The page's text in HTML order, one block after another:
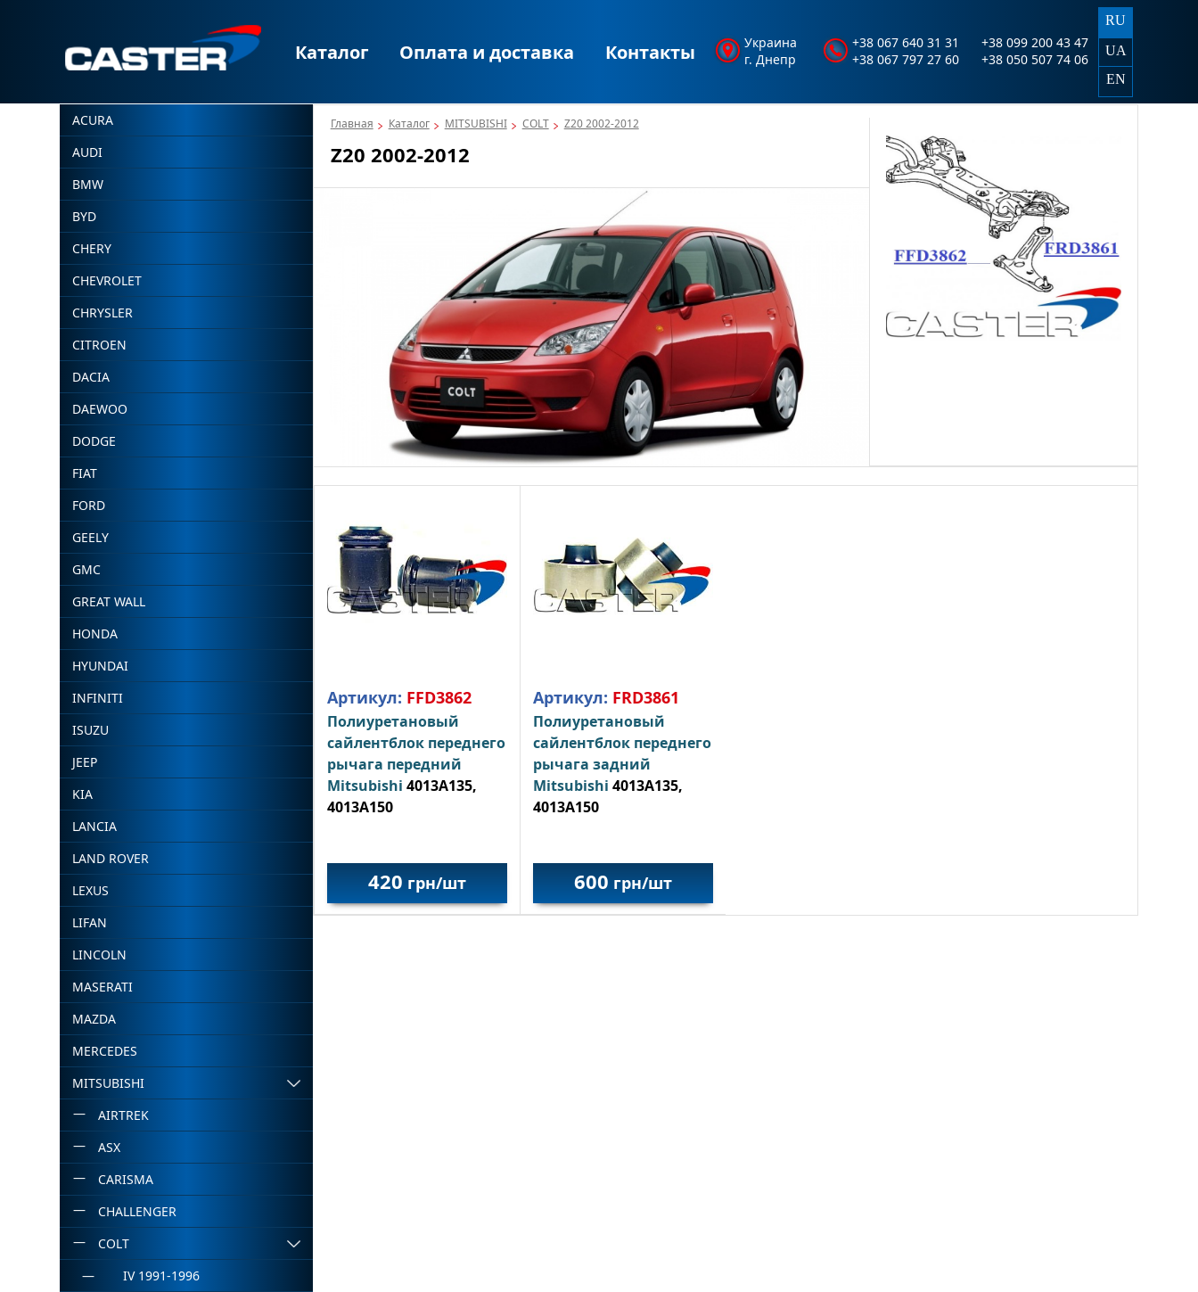
Каталог Оплата и доставка Контакты
Украина
г. Днепр
+38 067 640 31 31
+38 067 797 27 60
+38 099 200 43 47
+38 050 507 74 06
RU
UA
EN
ACURA
AUDI
BMW
BYD
CHERY
CHEVROLET
CHRYSLER
CITROEN
DACIA
DAEWOO
DODGE
FIAT
FORD
GEELY
GMC
GREAT WALL
HONDA
HYUNDAI
INFINITI
ISUZU
JEEP
KIA
LANCIA
LAND ROVER
LEXUS
LIFAN
LINCOLN
MASERATI
MAZDA
MERCEDES
MITSUBISHI
AIRTREK
ASX
CARISMA
CHALLENGER
COLT
IV 1991-1996
Главная Каталог MITSUBISHI COLT Z20 2002-2012
Z20 2002-2012
Артикул: FFD3862
Полиуретановый
сайлентблок переднего
рычага передний
Mitsubishi 4013A135,
4013A150
420 грн/шт
Артикул: FRD3861
Полиуретановый
сайлентблок переднего
рычага задний
Mitsubishi 4013A135,
4013A150
600 грн/шт